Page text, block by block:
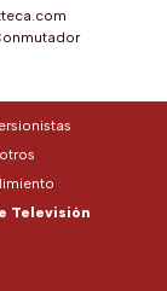
Televisión